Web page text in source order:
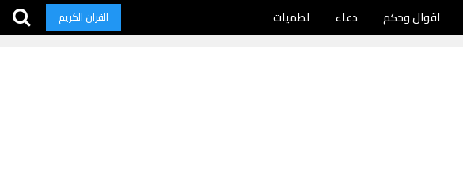
اقوال وحكم دعاء لطميات القران الكريم